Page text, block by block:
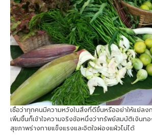
เชื่อว่าทุกคนมีความหวังในสิ่งที่ดีขึ้นหรืออย่าให้แย่ลง
เพิ่มขึ้นก็เข้าใจความจริงข้อหนึ่งว่าทรัพย์สมบัติเงินท
สุขภาพร่างกายแข็งแรงและจิตใจผ่องแผ้วไม่ได้